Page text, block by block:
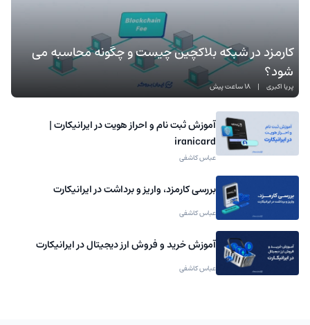
کارمزد در شبکه بلاکچین چیست و چگونه محاسبه می
شود؟
پریا اکبری | 18 ساعت پیش
آموزش ثبت نام و احراز هویت در ایرانیکارت |
iranicard
عباس کاشفی
بررسی کارمزد، واریز و برداشت در ایرانیکارت
عباس کاشفی
آموزش خرید و فروش ارز دیجیتال در ایرانیکارت
عباس کاشفی